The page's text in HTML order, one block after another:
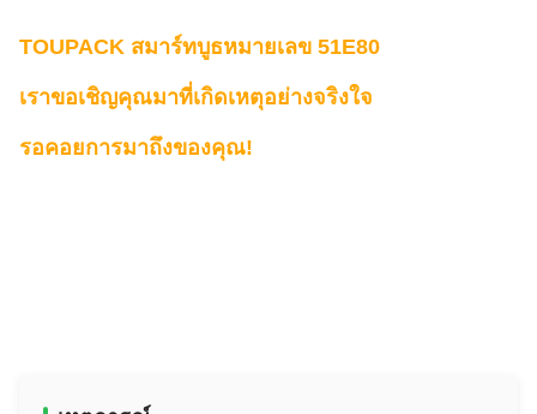
TOUPACK สมาร์ทบูธหมายเลข 51E80
เราขอเชิญคุณมาที่เกิดเหตุอย่างจริงใจ
รอคอยการมาถึงของคุณ!